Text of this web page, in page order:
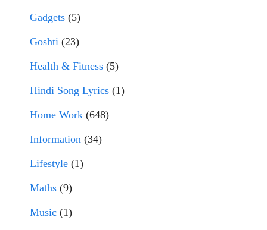
Gadgets (5)
Goshti (23)
Health & Fitness (5)
Hindi Song Lyrics (1)
Home Work (648)
Information (34)
Lifestyle (1)
Maths (9)
Music (1)